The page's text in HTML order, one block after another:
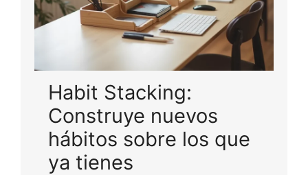
Habit Stacking:
Construye nuevos
hábitos sobre los que
ya tienes